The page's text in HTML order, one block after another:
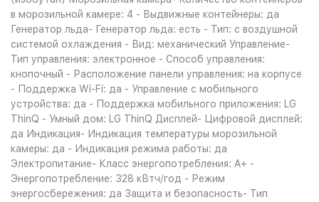
в морозильной камере: 4 - Выдвижные контейнеры: да
Генератор льда- Генератор льда: есть - Тип: с воздушной
системой охлаждения - Вид: механический Управление-
Тип управления: электронное - Способ управления:
кнопочный - Расположение панели управления: на корпусе
- Поддержка Wi-Fi: да - Управление c мобильного
устройства: да - Поддержка мобильного приложения: LG
ThinQ - Умный дом: LG ThinQ Дисплей- Цифровой дисплей:
да Индикация- Индикация температуры морозильной
камеры: да - Индикация режима работы: да
Электропитание- Класс энергопотребления: A+ -
Энергопотребление: 328 кВтч/год - Режим
энергосбережения: да Защита и безопасность- Тип